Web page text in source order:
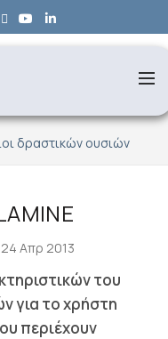
δραστικών ουσιών
24 Απρ 2013
του
για το χρήστη
περιέχουν